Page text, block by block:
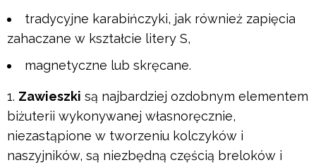
tradycyjne karabińczyki, jak również zapięcia
zahaczane w kształcie litery S,
magnetyczne lub skręcane.
Zawieszki są najbardziej ozdobnym elementem
biżuterii wykonywanej własnoręcznie,
niezastąpione w tworzeniu kolczyków i
naszyjników, są niezbędną częścią breloków i